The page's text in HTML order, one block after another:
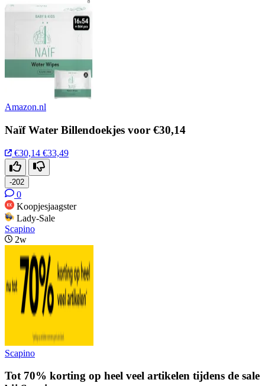
Amazon.nl
Naïf Water Billendoekjes voor €30,14
€30,14 €33,49
-202
0
Koopjesjaagster
Lady-Sale
Scapino
2w
Scapino
Tot 70% korting op heel veel artikelen tijdens de sale